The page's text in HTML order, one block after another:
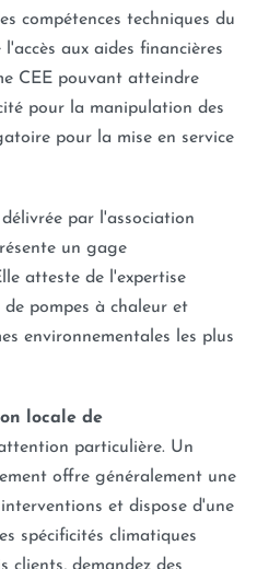
compétences techniques du
aux aides financières
CEE pouvant atteindre
pour la manipulation des
pour la mise en service
délivrée par l'association
un gage
atteste de l'expertise
pompes à chaleur et
environnementales les plus
locale de
particulière. Un
offre généralement une
et dispose d'une
spécificités climatiques